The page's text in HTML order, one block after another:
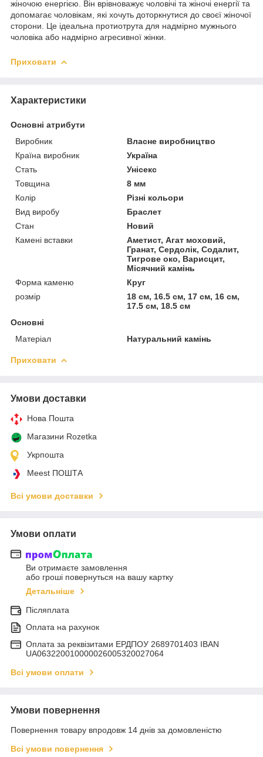
жіночою енергією. Він врівноважує чоловічі та жіночі енергії та
допомагає чоловікам, які хочуть доторкнутися до своєї жіночої
сторони. Це ідеальна протиотрута для надмірно мужнього
чоловіка або надмірно агресивної жінки.
Приховати
Характеристики
Основні атрибути
Виробник
Власне виробництво
Країна виробник
Україна
Стать
Унісекс
Товщина
8 мм
Колір
Різні кольори
Вид виробу
Браслет
Стан
Новий
Камені вставки
Аметист, Агат моховий,
Гранат, Сердолік, Содалит,
Тигрове око, Варисцит,
Місячний камінь
Форма каменю
Круг
розмір
18 см, 16.5 см, 17 см, 16 см,
17.5 см, 18.5 см
Основні
Матеріал
Натуральний камінь
Приховати
Умови доставки
Нова Пошта
Магазини Rozetka
Укрпошта
Meest ПОШТА
Всі умови доставки
Умови оплати
Ви отримаєте замовлення
або гроші повернуться на вашу картку
Детальніше
Післяплата
Оплата на рахунок
Оплата за реквізитами ЕРДПОУ 2689701403 IBAN
UA063220010000026005320027064
Всі умови оплати
Умови повернення
Повернення товару впродовж 14 днів за домовленістю
Всі умови повернення